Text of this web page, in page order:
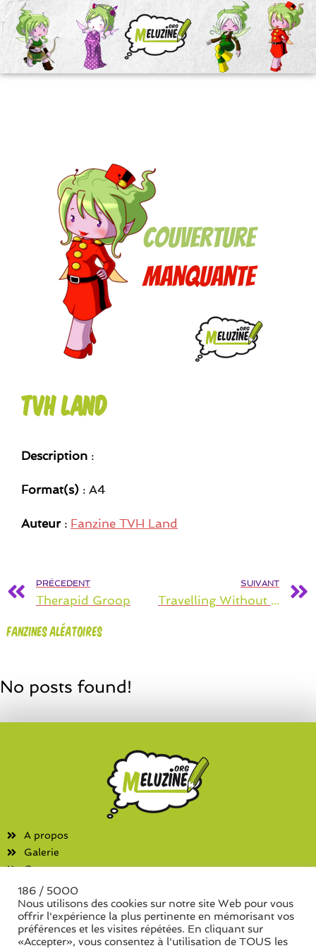
TVH LAND
Description :
Format(s) : A4
Auteur: Fanzine TVH Land
PRÉCEDENT
Therapid Groop
SUIVANT
Travelling Without Moving
Fanzines aléatoires
No posts found!
A propos
Galerie
Contact
Fanzines
Liste des associations
Liste des séries de fanzine
186 / 5000
Nous utilisons des cookies sur notre site Web pour vous
offrir l'expérience la plus pertinente en mémorisant vos
préférences et les visites répétées. En cliquant sur
«Accepter», vous consentez à l'utilisation de TOUS les